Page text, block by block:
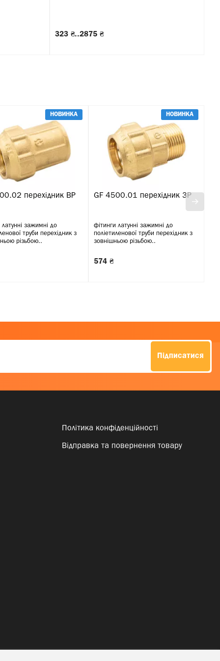
323 ₴..2875 ₴
НОВИНКА
перехідник ВР
латунні зажимні до
труби перехідник з
різьбою..
НОВИНКА
GF 4500.01 перехідник ЗР
фітинги латунні зажимні до
поліетиленової труби перехідник з
зовнішньою різьбою..
574 ₴
Підписатися
Політика конфіденційності
Відправка та повернення товару